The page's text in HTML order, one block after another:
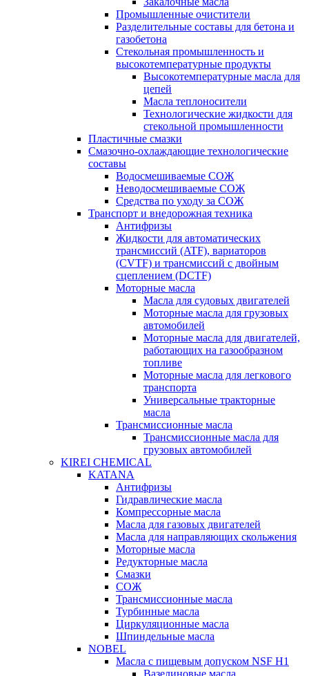
Промышленные очистители
Разделительные составы для бетона и
газобетона
Стекольная промышленность и
высокотемпературные продукты
Высокотемпературные масла для
цепей
Масла теплоносители
Технологические жидкости для
стекольной промышленности
Пластичные смазки
Смазочно-охлаждающие технологические
составы
Водосмешиваемые СОЖ
Неводосмешиваемые СОЖ
Средства по уходу за СОЖ
Транспорт и внедорожная техника
Антифризы
Жидкости для автоматических
трансмиссий (ATF), вариаторов
(CVTF) и трансмиссий с двойным
сцеплением (DCTF)
Моторные масла
Масла для судовых двигателей
Моторные масла для грузовых
автомобилей
Моторные масла для двигателей,
работающих на газообразном
топливе
Моторные масла для легкового
транспорта
Универсальные тракторные
масла
Трансмиссионные масла
Трансмиссионные масла для
грузовых автомобилей
KIREI CHEMICAL
KATANA
Антифризы
Гидравлические масла
Компрессорные масла
Масла для газовых двигателей
Масла для направляющих скольжения
Моторные масла
Редукторные масла
Смазки
СОЖ
Трансмиссионные масла
Турбинные масла
Циркуляционные масла
Шпиндельные масла
NOBEL
Масла с пищевым допуском NSF H1
Вазелиновые масла